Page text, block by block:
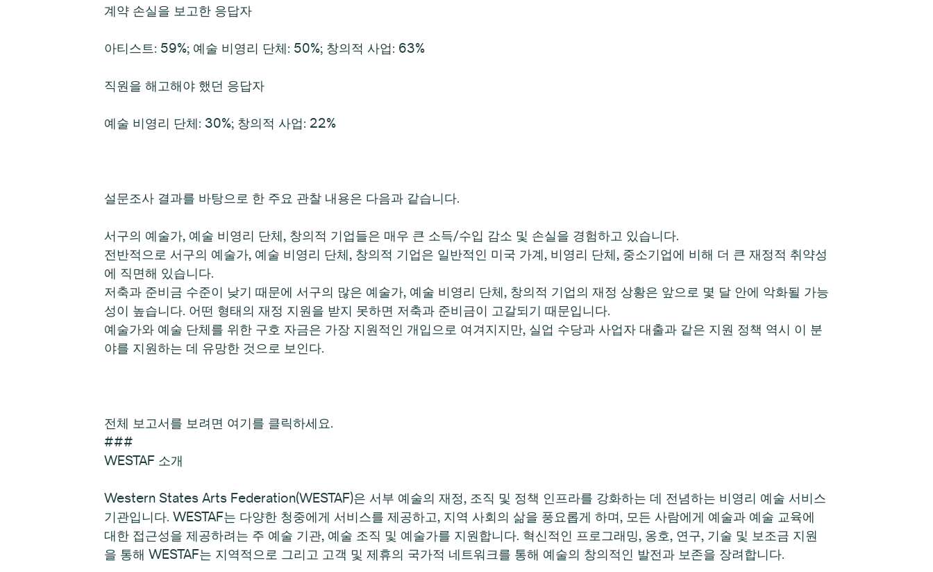
계약 손실을 보고한 응답자
아티스트: 59%; 예술 비영리 단체: 50%; 창의적 사업: 63%
직원을 해고해야 했던 응답자
예술 비영리 단체: 30%; 창의적 사업: 22%
설문조사 결과를 바탕으로 한 주요 관찰 내용은 다음과 같습니다.
서구의 예술가, 예술 비영리 단체, 창의적 기업들은 매우 큰 소득/수입 감소 및 손실을 경험하고 있습니다.
전반적으로 서구의 예술가, 예술 비영리 단체, 창의적 기업은 일반적인 미국 가계, 비영리 단체, 중소기업에 비해 더 큰 재정적 취약성
에 직면해 있습니다.
저축과 준비금 수준이 낮기 때문에 서구의 많은 예술가, 예술 비영리 단체, 창의적 기업의 재정 상황은 앞으로 몇 달 안에 악화될 가능
성이 높습니다. 어떤 형태의 재정 지원을 받지 못하면 저축과 준비금이 고갈되기 때문입니다.
예술가와 예술 단체를 위한 구호 자금은 가장 지원적인 개입으로 여겨지지만, 실업 수당과 사업자 대출과 같은 지원 정책 역시 이 분
야를 지원하는 데 유망한 것으로 보인다.
전체 보고서를 보려면 여기를 클릭하세요.
###
WESTAF 소개
Western States Arts Federation(WESTAF)은 서부 예술의 재정, 조직 및 정책 인프라를 강화하는 데 전념하는 비영리 예술 서비스
기관입니다. WESTAF는 다양한 청중에게 서비스를 제공하고, 지역 사회의 삶을 풍요롭게 하며, 모든 사람에게 예술과 예술 교육에
대한 접근성을 제공하려는 주 예술 기관, 예술 조직 및 예술가를 지원합니다. 혁신적인 프로그래밍, 옹호, 연구, 기술 및 보조금 지원
을 통해 WESTAF는 지역적으로 그리고 고객 및 제휴의 국가적 네트워크를 통해 예술의 창의적인 발전과 보존을 장려합니다.